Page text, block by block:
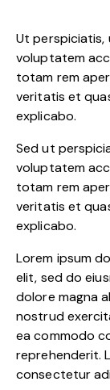
Ut perspiciatis,
voluptatem
totam rem
veritatis et
explicabo.
Sed ut
voluptatem
totam rem
veritatis et
explicabo.
Lorem ipsum
elit, sed do
dolore magna
nostrud
ea commodo
reprehenderit.
consectetur